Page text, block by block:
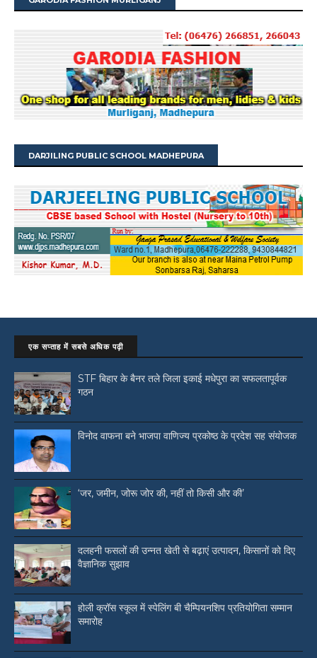
DARJILING PUBLIC SCHOOL MADHEPURA
एक सप्ताह में सबसे अधिक पढ़ी
STF बिहार के बैनर तले जिला इकाई मधेपुरा का सफलतापूर्वक
गठन
विनोद वाफना बने भाजपा वाणिज्य प्रकोष्ठ के प्रदेश सह संयोजक
‘जर, जमीन, जोरू जोर की, नहीं तो किसी और की’
दलहनी फसलों की उन्नत खेती से बढ़ाएं उत्पादन, किसानों को दिए
वैज्ञानिक सुझाव
होली क्रॉस स्कूल में स्पेलिंग बी चैम्पियनशिप प्रतियोगिता सम्मान
समारोह